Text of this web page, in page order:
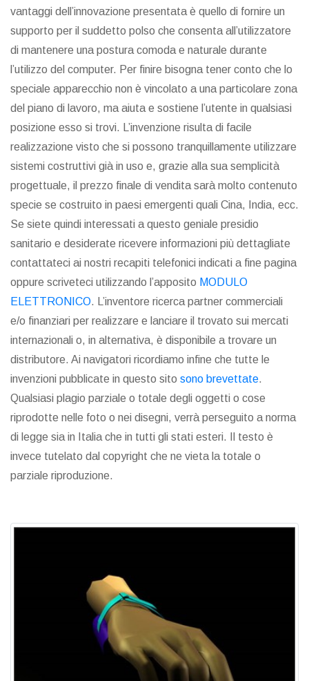
vantaggi dell’innovazione presentata è quello di fornire un
supporto per il suddetto polso che consenta all’utilizzatore
di mantenere una postura comoda e naturale durante
l’utilizzo del computer. Per finire bisogna tener conto che lo
speciale apparecchio non è vincolato a una particolare zona
del piano di lavoro, ma aiuta e sostiene l’utente in qualsiasi
posizione esso si trovi. L’invenzione risulta di facile
realizzazione visto che si possono tranquillamente utilizzare
sistemi costruttivi già in uso e, grazie alla sua semplicità
progettuale, il prezzo finale di vendita sarà molto contenuto
specie se costruito in paesi emergenti quali Cina, India, ecc.
Se siete quindi interessati a questo geniale presidio
sanitario e desiderate ricevere informazioni più dettagliate
contattateci ai nostri recapiti telefonici indicati a fine pagina
oppure scriveteci utilizzando l’apposito MODULO
ELETTRONICO. L’inventore ricerca partner commerciali
e/o finanziari per realizzare e lanciare il trovato sui mercati
internazionali o, in alternativa, è disponibile a trovare un
distributore. Ai navigatori ricordiamo infine che tutte le
invenzioni pubblicate in questo sito sono brevettate.
Qualsiasi plagio parziale o totale degli oggetti o cose
riprodotte nelle foto o nei disegni, verrà perseguito a norma
di legge sia in Italia che in tutti gli stati esteri. Il testo è
invece tutelato dal copyright che ne vieta la totale o
parziale riproduzione.